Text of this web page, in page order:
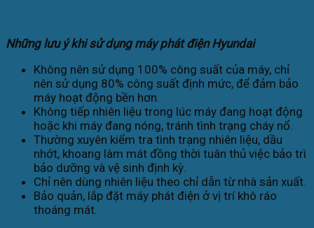
Những lưu ý khi sử dụng máy phát điện Hyundai
Không nên sử dụng 100% công suất của máy, chỉ
nên sử dụng 80% công suất định mức, để đảm bảo
máy hoạt động bền hơn.
Không tiếp nhiên liệu trong lúc máy đang hoạt động
hoặc khi máy đang nóng, tránh tình trạng cháy nổ.
Thường xuyên kiểm tra tình trạng nhiên liệu, dầu
nhớt, khoang làm mát đồng thời tuân thủ việc bảo trì
bảo dưỡng và vệ sinh định kỳ.
Chỉ nên dùng nhiên liệu theo chỉ dẫn từ nhà sản xuất.
Bảo quản, lắp đặt máy phát điện ở vị trí khô ráo
thoáng mát.